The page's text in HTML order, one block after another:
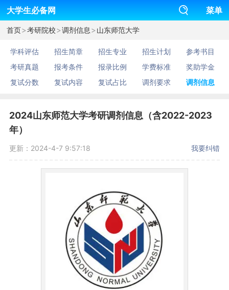
大学生必备网 菜单
首页>考研院校>调剂信息 >山东师范大学
学科评估 招生简章 招生专业 招生计划
参考书目
考研真题
报考条件 报录比例 学费标准
奖助学金
复试分数
复试内容 复试占比 调剂要求 调剂信息
2024山东师范大学考研调剂信息（含2022-2023
年）
更新：2024-4-7 9:57:18 我要纠错